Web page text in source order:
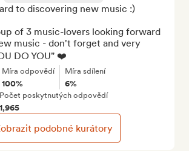
to discovering new music :)
of 3 music-lovers looking forward
music - don't forget and very
DO YOU" ❤️
Míra odpovědí
100%
Míra sdílení
6%
Počet poskytnutých odpovědí
1,965
podobné kurátory